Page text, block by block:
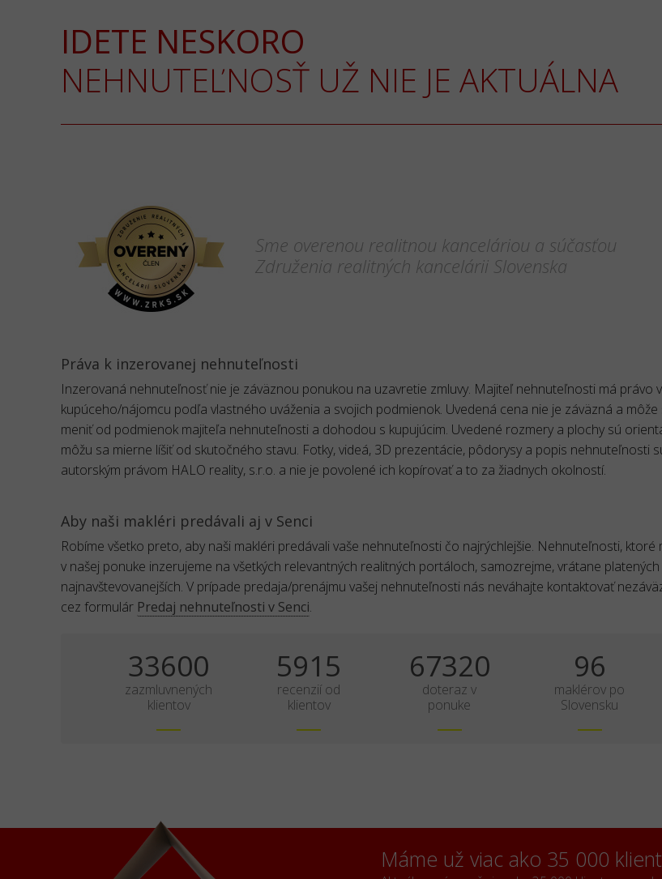
IDETE NESKORO
NEHNUTEĽNOSŤ UŽ NIE JE AKTUÁLNA
Sme overenou realitnou kanceláriou a súčasťou
Združenia realitných kancelárii Slovenska
Práva k inzerovanej nehnuteľnosti
Inzerovaná nehnuteľnosť nie je záväznou ponukou na uzavretie zmluvy. Majiteľ nehnuteľnosti má právo
kupúceho/nájomcu podľa vlastného uváženia a svojich podmienok. Uvedená cena nie je záväzná a môže
meniť od podmienok majiteľa nehnuteľnosti a dohodou s kupujúcim. Uvedené rozmery a plochy sú
môžu sa mierne líšiť od skutočného stavu. Fotky, videá, 3D prezentácie, pôdorysy a popis nehnuteľnosti
autorským právom HALO reality, s.r.o. a nie je povolené ich kopírovať a to za žiadnych okolností.
Aby naši makléri predávali aj v Senci
Robíme všetko preto, aby naši makléri predávali vaše nehnuteľnosti čo najrýchlejšie. Nehnuteľnosti, ktoré
v našej ponuke inzerujeme na všetkých relevantných realitných portáloch, samozrejme, vrátane platených
najnavštevovanejších. V prípade predaja/prenájmu vašej nehnuteľnosti nás neváhajte kontaktovať
cez formulár Predaj nehnuteľnosti v Senci.
35000
zazmluvnených
klientov
6161
recenzií od
klientov
70125
doteraz v
ponuke
100
maklérov po
Slovensku
Máme už viac ako 35 000